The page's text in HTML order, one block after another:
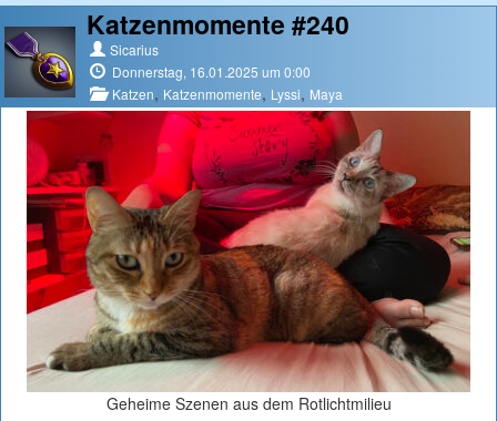
Katzenmomente #240
Sicarius
Donnerstag, 16.01.2025 um 0:00
Katzen, Katzenmomente, Lyssi, Maya
Geheime Szenen aus dem Rotlichtmilieu